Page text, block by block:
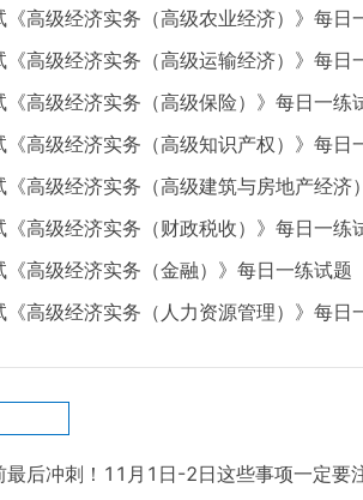
高级经济实务（高级农业经济）》每日
高级经济实务（高级运输经济）》每日
高级经济实务（高级保险）》每日一练
高级经济实务（高级知识产权）》每日
高级经济实务（高级建筑与房地产经济
高级经济实务（财政税收）》每日一练
高级经济实务（金融）》每日一练试题
高级经济实务（人力资源管理）》每日
后冲刺！11月1日-2日这些事项一定要